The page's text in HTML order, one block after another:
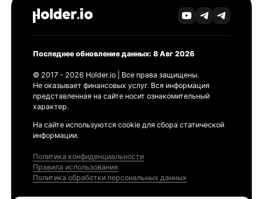
Последнее обновление данных: 8 Авг 2026
© 2017 - 2026 Holder.io | Все права защищены.
Не оказывает финансовых услуг. Вся информация
представленная на сайте носит ознакомительный
характер.
На сайте используются cookie для сбора статической
информации.
Политика конфиденциальности
Правила использования
Политика обработки персональных данных